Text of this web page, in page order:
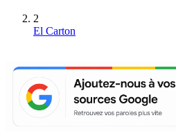
2
El Carton